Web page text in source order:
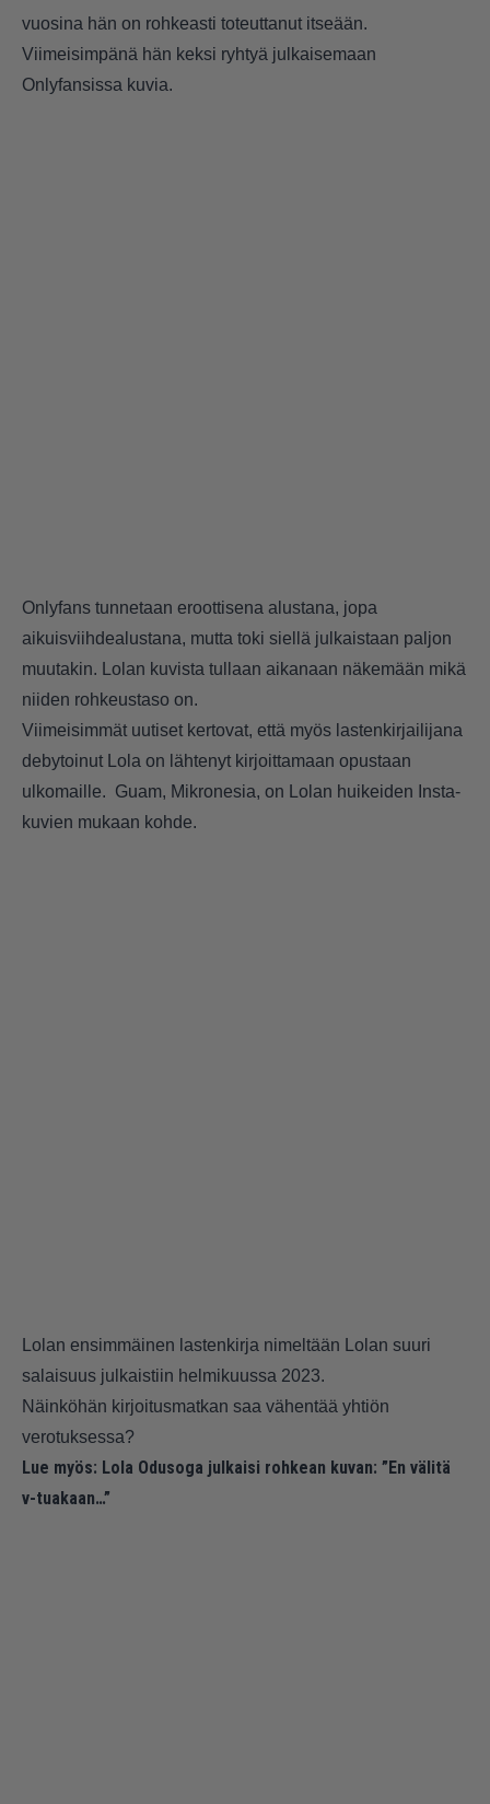
vuosina hän on rohkeasti toteuttanut itseään.
Viimeisimpänä hän keksi ryhtyä julkaisemaan
Onlyfansissa kuvia.
Onlyfans tunnetaan eroottisena alustana, jopa
aikuisviihdealustana, mutta toki siellä julkaistaan paljon
muutakin. Lolan kuvista tullaan aikanaan näkemään mikä
niiden rohkeustaso on.
Viimeisimmät uutiset kertovat, että myös lastenkirjailijana
debytoinut Lola on lähtenyt kirjoittamaan opustaan
ulkomaille. Guam, Mikronesia, on Lolan huikeiden Insta-
kuvien mukaan kohde.
Lolan ensimmäinen lastenkirja nimeltään Lolan suuri
salaisuus julkaistiin helmikuussa 2023.
Näinköhän kirjoitusmatkan saa vähentää yhtiön
verotuksessa?
Lue myös: Lola Odusoga julkaisi rohkean kuvan: ”En välitä
v-tuakaan…”